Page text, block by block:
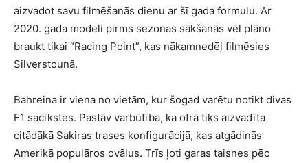
aizvadot savu filmēšanās dienu ar šī gada formulu. Ar
2020. gada modeli pirms sezonas sākšanās vēl plāno
braukt tikai “Racing Point”, kas nākamnedēļ filmēsies
Silverstounā.
Bahreina ir viena no vietām, kur šogad varētu notikt divas
F1 sacīkstes. Pastāv varbūtība, ka otrā tiks aizvadīta
citādākā Sakiras trases konfigurācijā, kas atgādinās
Amerikā populāros ovālus. Trīs ļoti garas taisnes pēc